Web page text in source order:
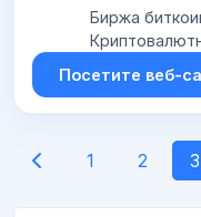
Биржа
Посетите веб-
1 2 3